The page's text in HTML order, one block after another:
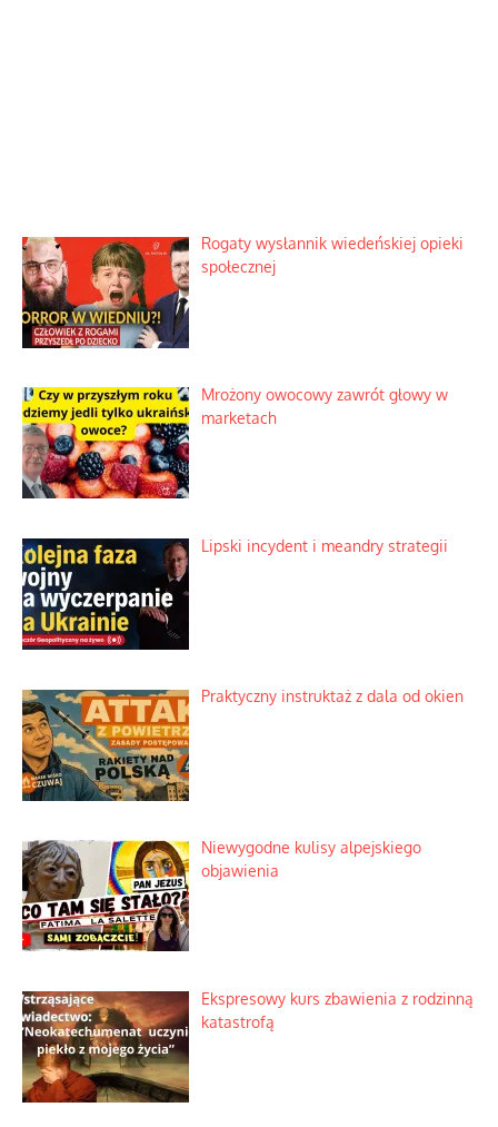
Rogaty wysłannik wiedeńskiej opieki
społecznej
Mrożony owocowy zawrót głowy w
marketach
Lipski incydent i meandry strategii
Praktyczny instruktaż z dala od okien
Niewygodne kulisy alpejskiego
objawienia
Ekspresowy kurs zbawienia z rodzinną
katastrofą